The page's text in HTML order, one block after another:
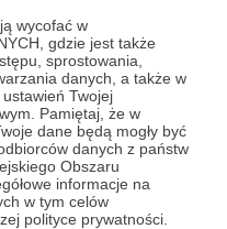
wycofać w
gdzie jest także
sprostowania,
danych, a także w
Twojej
Pamiętaj, że w
dane będą mogły być
danych z państw
Obszaru
informacje na
w tym celów
polityce prywatności.